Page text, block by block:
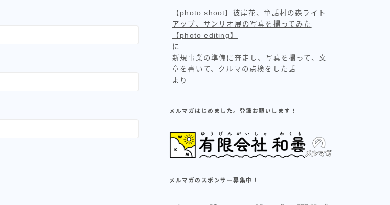
【photo shoot】彼岸花、童話村の森ライト
アップ、サンリオ展の写真を撮ってみた
【photo editing】
に
新規事業の準備に奔走し、写真を撮って、文
章を書いて、クルマの点検をした話
より
メルマガはじめました。登録お願いします！
メルマガのスポンサー募集中！